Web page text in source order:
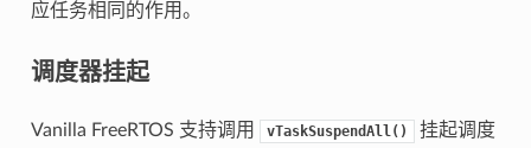
应任务相同的作用。
调度器挂起
Vanilla FreeRTOS 支持调用 vTaskSuspendAll()
挂起调度